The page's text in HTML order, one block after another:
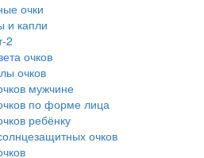
очки
и капли
2
очков
очков
мужчине
по форме лица
ребёнку
очков